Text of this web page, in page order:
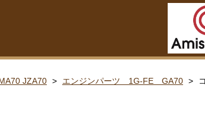
JZA70 エンジンパーツ 1G-FE GA70